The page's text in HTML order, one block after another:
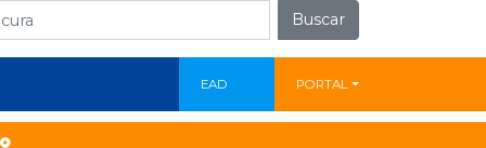
Buscar
EAD PORTAL